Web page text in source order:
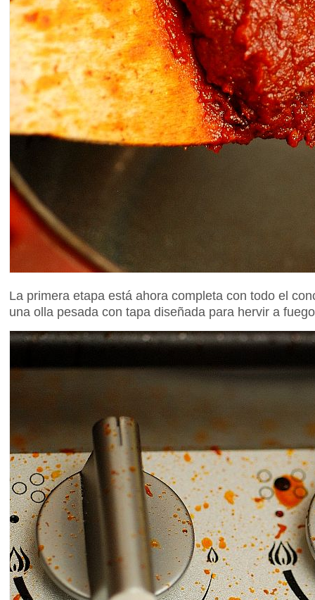
La primera etapa está ahora completa con todo el
una olla pesada con tapa diseñada para hervir a